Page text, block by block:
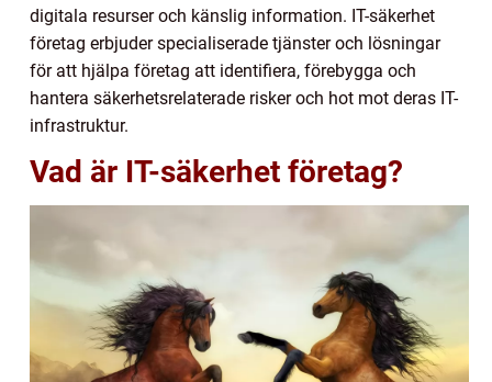
digitala resurser och känslig information. IT-säkerhet
företag erbjuder specialiserade tjänster och lösningar
för att hjälpa företag att identifiera, förebygga och
hantera säkerhetsrelaterade risker och hot mot deras IT-
infrastruktur.
Vad är IT-säkerhet företag?